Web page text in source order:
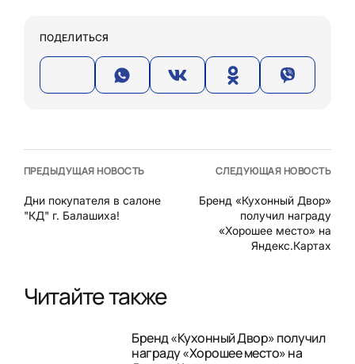
ПОДЕЛИТЬСЯ
ПРЕДЫДУЩАЯ НОВОСТЬ
Дни покупателя в салоне
"КД" г. Балашиха!
СЛЕДУЮЩАЯ НОВОСТЬ
Бренд «Кухонный Двор»
получил награду
«Хорошее место» на
Яндекс.Картах
Читайте также
Бренд «Кухонный Двор» получил
награду «Хорошее место» на